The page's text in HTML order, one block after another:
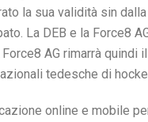
la sua validità sin
La DEB e la Force8
AG rimarrà
tedesche di
online e mobile